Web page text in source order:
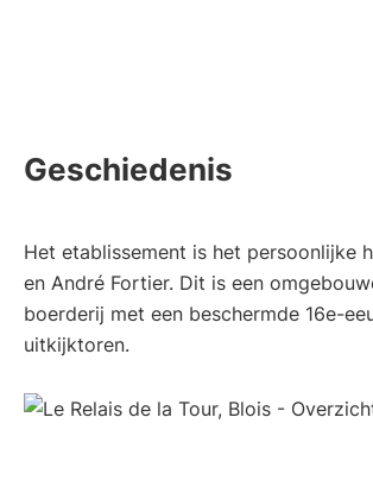
Geschiedenis
Het etablissement is het persoonlijke
en André Fortier. Dit is een
boerderij met een beschermde 16e-
uitkijktoren.